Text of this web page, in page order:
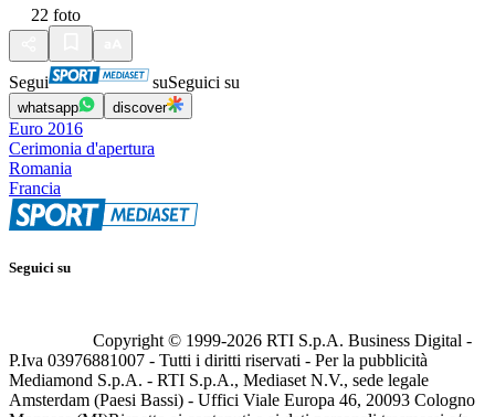
22 foto
Segui suSeguici su
whatsapp discover
Euro 2016
Cerimonia d'apertura
Romania
Francia
Seguici su
Copyright © 1999-2026 RTI S.p.A. Business Digital -
P.Iva 03976881007 - Tutti i diritti riservati - Per la pubblicità
Mediamond S.p.A. - RTI S.p.A., Mediaset N.V., sede legale
Amsterdam (Paesi Bassi) - Uffici Viale Europa 46, 20093 Cologno